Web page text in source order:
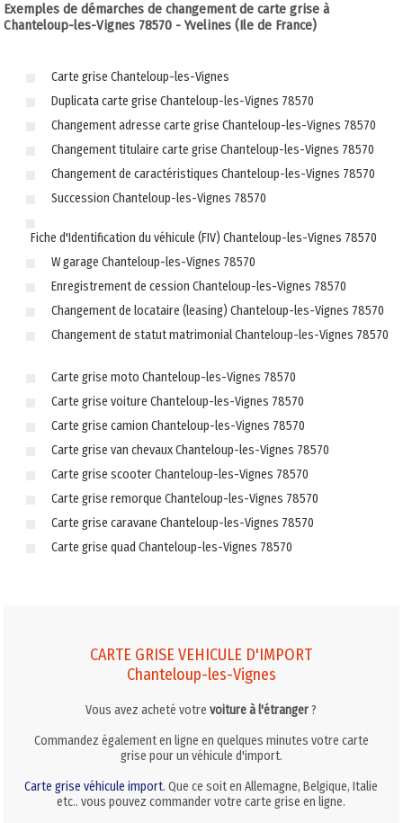
Exemples de démarches de changement de carte grise à
Chanteloup-les-Vignes 78570 - Yvelines (Ile de France)
Carte grise Chanteloup-les-Vignes
Duplicata carte grise Chanteloup-les-Vignes 78570
Changement adresse carte grise Chanteloup-les-Vignes 78570
Changement titulaire carte grise Chanteloup-les-Vignes 78570
Changement de caractéristiques Chanteloup-les-Vignes 78570
Succession Chanteloup-les-Vignes 78570
Fiche d'Identification du véhicule (FIV) Chanteloup-les-Vignes 78570
W garage Chanteloup-les-Vignes 78570
Enregistrement de cession Chanteloup-les-Vignes 78570
Changement de locataire (leasing) Chanteloup-les-Vignes 78570
Changement de statut matrimonial Chanteloup-les-Vignes 78570
Carte grise moto Chanteloup-les-Vignes 78570
Carte grise voiture Chanteloup-les-Vignes 78570
Carte grise camion Chanteloup-les-Vignes 78570
Carte grise van chevaux Chanteloup-les-Vignes 78570
Carte grise scooter Chanteloup-les-Vignes 78570
Carte grise remorque Chanteloup-les-Vignes 78570
Carte grise caravane Chanteloup-les-Vignes 78570
Carte grise quad Chanteloup-les-Vignes 78570
CARTE GRISE VEHICULE D'IMPORT
Chanteloup-les-Vignes
Vous avez acheté votrevoiture à l'étranger?
Commandez également en ligne en quelques minutes votre carte
grise pour un véhicule d'import.
Carte grise véhicule import. Que ce soit en Allemagne, Belgique, Italie
etc.. vous pouvez commander votre carte grise en ligne.